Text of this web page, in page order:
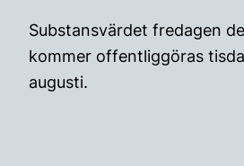
Substansvärdet fredagen
kommer offentliggöras
augusti.